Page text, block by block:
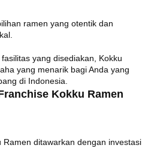
ramen yang otentik dan
yang disediakan, Kokku
yang menarik bagi Anda yang
di Indonesia.
Kokku Ramen
ditawarkan dengan investasi